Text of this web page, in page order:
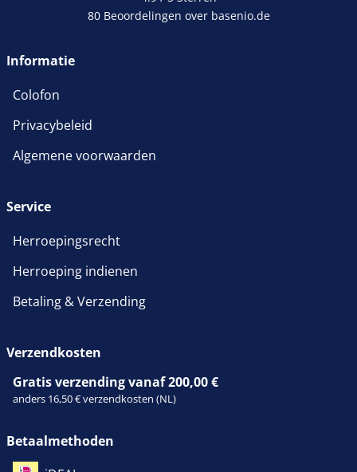
80 Beoordelingen over basenio.de
Informatie
Colofon
Privacybeleid
Algemene voorwaarden
Service
Herroepingsrecht
Herroeping indienen
Betaling & Verzending
Verzendkosten
Gratis verzending vanaf 200,00 €
anders 16,50 € verzendkosten (NL)
Betaalmethoden